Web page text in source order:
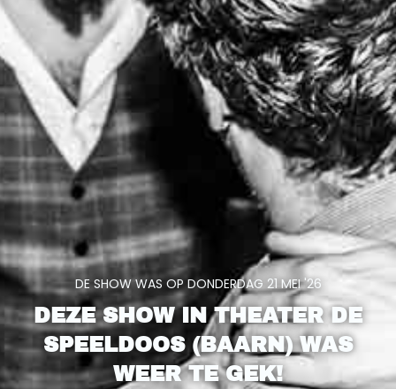
DE SHOW WAS OP DONDERDAG 21 MEI '26
DEZE SHOW INTHEATER DE
SPEELDOOS(BAARN) WAS
WEER TE GEK!